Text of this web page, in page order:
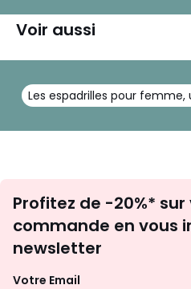
Voir aussi
Les espadrilles pour
Profitez de -20%*
commande en vous
newsletter
Votre Email